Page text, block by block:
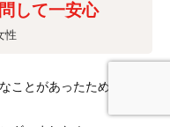
して一安心
性
ことがあったため電話